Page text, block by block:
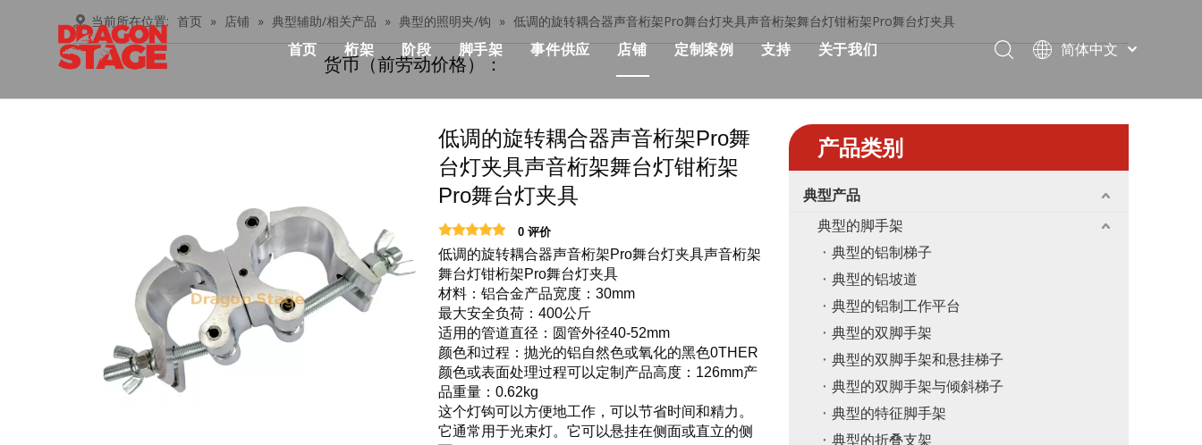
首页 桁架
桁架设计产品清单
忍者战士桁架系统
铝桁架
阶段
快速舞台
管道阶段
圆场
正方形舞台
跑道舞台
户外舞台
相关舞台产品
脚手架
铝制脚手架
可折叠的脚手架
双脚手架与攀登梯子
用步梯双脚手架
双脚手架与45度梯子
铝制梯子
铝制工作平台
事件供应
优点
机械
飞行箱
事件帐篷
活动表和椅子
事件LED显示
活动用品
派对活动需求
店铺
快速舞台价格
事件级价格
屋顶桁架价格
舞台照明价格
舞台音价
事件需要价格
定制案例
KSA事件解决方案
音乐会与活动
俱乐部与婚礼，教堂
支持
常问问题
下载
关于我们
展览
联系我们
简体中文
Pусский
Español
العربية
English
当前所在位置: 首页 » 店铺 » 典型辅助/相关产品 » 典型的照明夹/钩 » 低调的旋转耦合器声音桁架Pro舞台灯夹具声音桁架舞台灯钳桁架Pro舞台灯夹具
货币（前劳动价格）：
低调的旋转耦合器声音桁架Pro舞
台灯夹具声音桁架舞台灯钳桁架
Pro舞台灯夹具
0 评价
低调的旋转耦合器声音桁架Pro舞台灯夹具声音桁架
舞台灯钳桁架Pro舞台灯夹具
材料：铝合金产品宽度：30mm
最大安全负荷：400公斤
适用的管道直径：圆管外径40-52mm
颜色和过程：抛光的铝自然色或氧化的黑色0THER
颜色或表面处理过程可以定制产品高度：126mm产
品重量：0.62kg
这个灯钩可以方便地工作，可以节省时间和精力。
它通常用于光束灯。它可以悬挂在侧面或直立的侧
产品类别
典型产品
典型的脚手架
典型的铝制梯子
典型的铝坡道
典型的铝制工作平台
典型的双脚手架
典型的双脚手架和悬挂梯子
典型的双脚手架与倾斜梯子
典型的特征脚手架
典型的折叠支架